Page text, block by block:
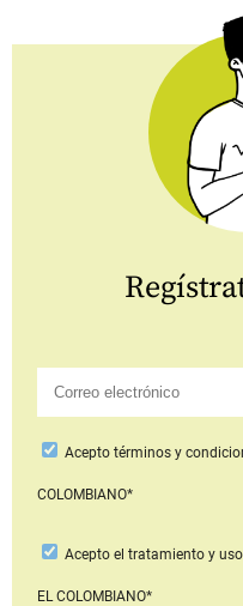
Aceptotérminos y
COLOMBIANO*
Acepto el tratamiento y
EL COLOMBIANO*